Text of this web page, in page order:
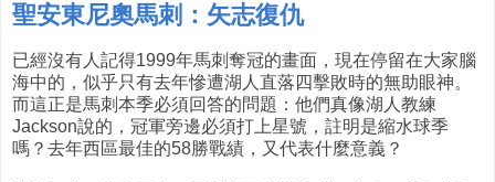
聖安東尼奧馬刺：矢志復仇
已經沒有人記得1999年馬刺奪冠的畫面，現在停留在大家腦
海中的，似乎只有去年慘遭湖人直落四擊敗時的無助眼神。
而這正是馬刺本季必須回答的問題：他們真像湖人教練
Jackson說的，冠軍旁邊必須打上星號，註明是縮水球季
嗎？去年西區最佳的58勝戰績，又代表什麼意義？